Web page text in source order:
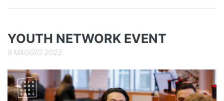
YOUTH NETWORK EVENT
9 MAGGIO 2022